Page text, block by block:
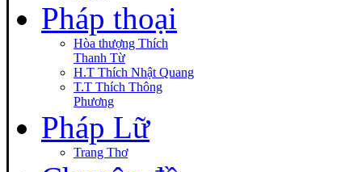
Pháp thoại
Hòa thượng Thích
Thanh Từ
H.T Thích Nhật Quang
T.T Thích Thông
Phương
Pháp Lữ
Trang Thơ